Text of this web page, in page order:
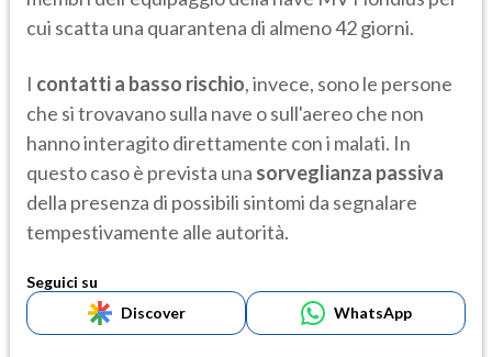
cui scatta una quarantena di almeno 42 giorni.
I contatti a basso rischio, invece, sono le persone
che si trovavano sulla nave o sull'aereo che non
hanno interagito direttamente con i malati. In
questo caso è prevista una sorveglianza passiva
della presenza di possibili sintomi da segnalare
tempestivamente alle autorità.
Seguici su
Discover
WhatsApp